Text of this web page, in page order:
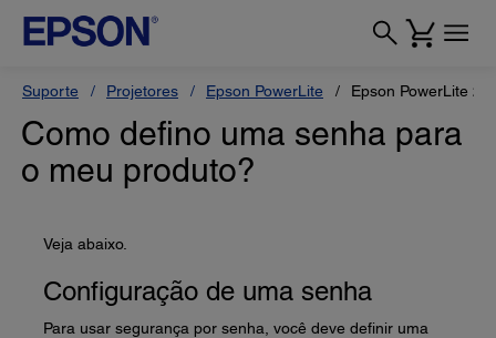
Suporte Projetores Epson PowerLite Epson PowerLite
Como defino uma senha para
o meu produto?
Veja abaixo.
Configuração de uma senha
Para usar segurança por senha, você deve definir uma